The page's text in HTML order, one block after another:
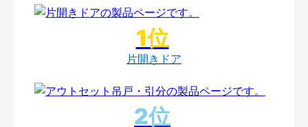
片開きドア